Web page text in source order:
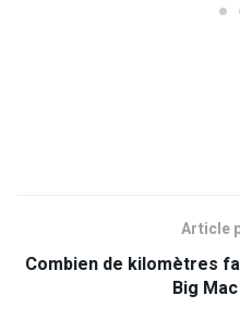
Article
Combien de kilomètres
Big